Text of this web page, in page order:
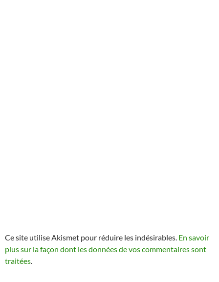
Ce site utilise Akismet pour réduire les indésirables. En savoir
plus sur la façon dont les données de vos commentaires sont
traitées.